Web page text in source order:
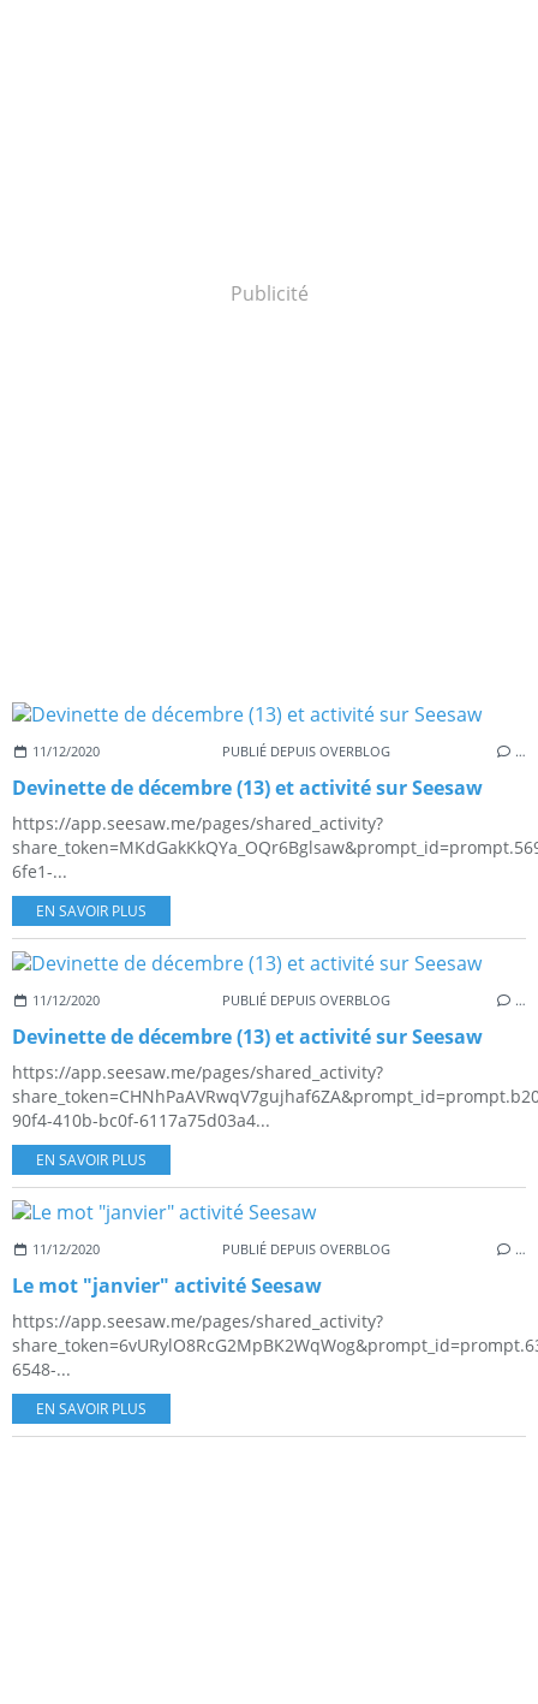
Publicité
11/12/2020 PUBLIÉ DEPUIS OVERBLOG …
Devinette de décembre (13) et activité sur Seesaw
https://app.seesaw.me/pages/shared_activity?
6fe1-...
EN SAVOIR PLUS
11/12/2020 PUBLIÉ DEPUIS OVERBLOG …
Devinette de décembre (13) et activité sur Seesaw
https://app.seesaw.me/pages/shared_activity?
90f4-410b-bc0f-6117a75d03a4...
EN SAVOIR PLUS
11/12/2020 PUBLIÉ DEPUIS OVERBLOG …
Le mot "janvier" activité Seesaw
https://app.seesaw.me/pages/shared_activity?
6548-...
EN SAVOIR PLUS